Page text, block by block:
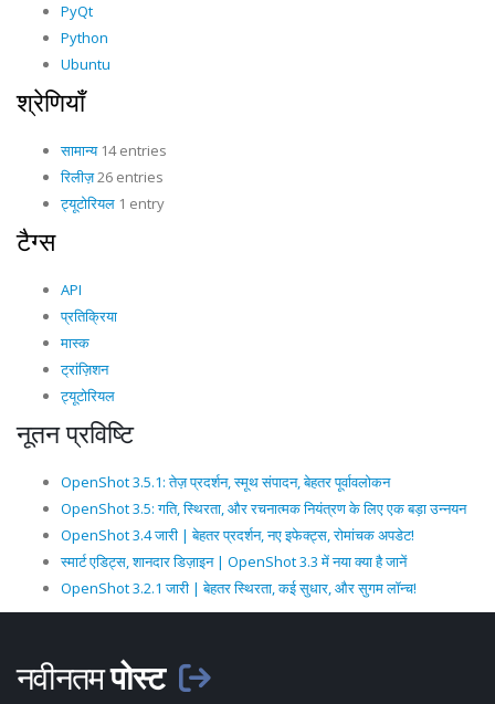
PyQt
Python
Ubuntu
श्रेणियाँ
सामान्य14 entries
रिलीज़26 entries
ट्यूटोरियल 1 entry
टैग्स
API
प्रतिक्रिया
मास्क
ट्रांज़िशन
ट्यूटोरियल
नूतन प्रविष्टि
OpenShot 3.5.1: तेज़ प्रदर्शन, स्मूथ संपादन, बेहतर पूर्वावलोकन
OpenShot 3.5: गति, स्थिरता, और रचनात्मक नियंत्रण के लिए एक बड़ा उन्नयन
OpenShot 3.4 जारी | बेहतर प्रदर्शन, नए इफेक्ट्स, रोमांचक अपडेट!
स्मार्ट एडिट्स, शानदार डिज़ाइन | OpenShot 3.3 में नया क्या है जानें
OpenShot 3.2.1 जारी | बेहतर स्थिरता, कई सुधार, और सुगम लॉन्च!
नवीनतमपोस्ट